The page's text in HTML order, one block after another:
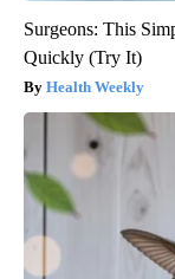
Surgeons: This
Quickly (Try It)
Health Weekly